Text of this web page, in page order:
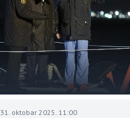
31. oktobar 2025. 11:00